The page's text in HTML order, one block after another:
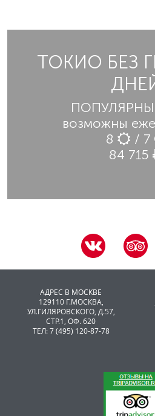
ТОКИО БЕЗ
возможны
8
/ 7
84 715
АДРЕС В МОСКВЕ
129110 Г.МОСКВА,
УЛ.ГИЛЯРОВСКОГО, Д.57,
СТР.1, ОФ. 620
ТЕЛ: 7 (495) 120-87-78